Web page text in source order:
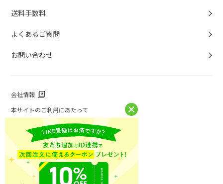
送料手数料
よくあるご質問
お問い合わせ
会社情報
本サイトのご利用にあたって
個人情報保護方針
個人情報取扱について
特定商取引法に基づく表記
お問い合わせ